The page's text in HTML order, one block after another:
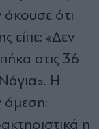
άκουσε ότι
είπε: «Δεν
στις 36
Η
άμεση:
η